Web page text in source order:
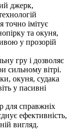
джерк,
імітує
та окуня,
у прозорій
гру і дозволяє
сильному вітрі.
окуня, судака
у пасивні
для справжніх
ефективність,
вигляд.